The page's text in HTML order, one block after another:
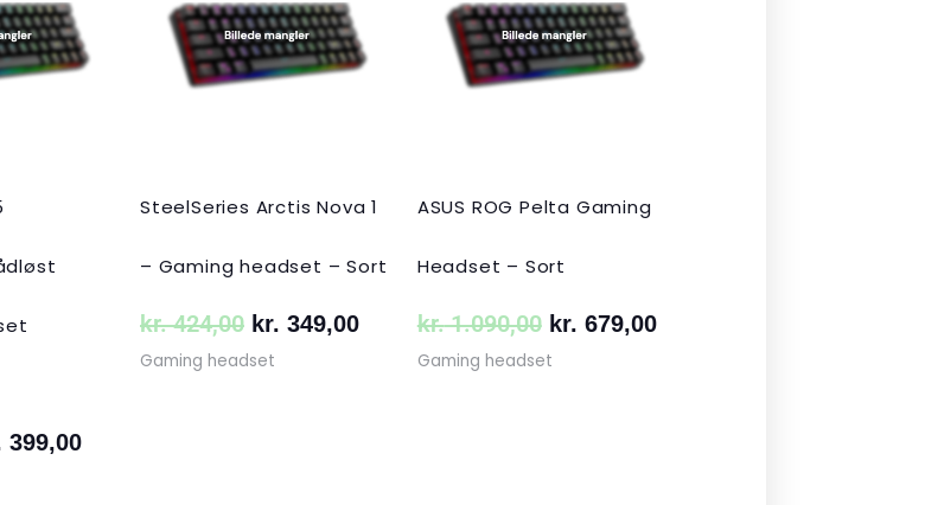
599,00.
399,00
kr. 399,00.
SteelSeries Arctis Nova 1
– Gaming headset – Sort
kr.424,00
var:
kr. 424,00.
kr. 349,00
kr. 349,00.
Gaming headset
ASUS ROG Pelta Gaming
Headset – Sort
kr.1.090,00
var:
kr. 1.090,00.
kr. 679,00
Gaming headset